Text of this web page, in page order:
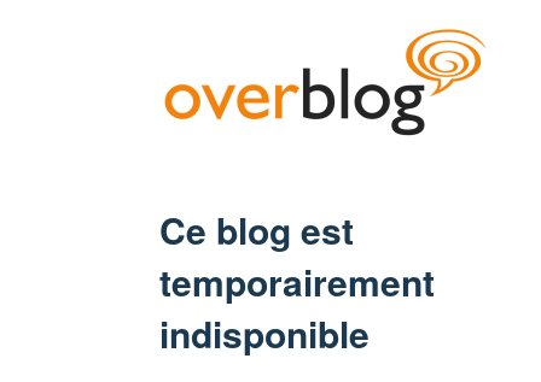
Ce blog est
temporairement
indisponible